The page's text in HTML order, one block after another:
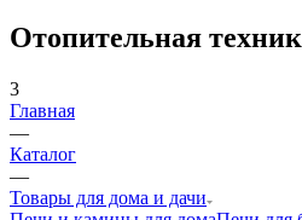
Отопительная
3
Главная
—
Каталог
—
Товары для дома и дачи